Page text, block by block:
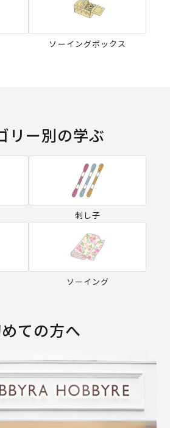
ソーイングボックス
リー別の学ぶ
刺し子
ソーイング
ての方へ